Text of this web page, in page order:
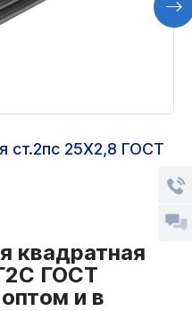
ст.2пс 25Х2,8 ГОСТ
квадратная
ГОСТ
и в